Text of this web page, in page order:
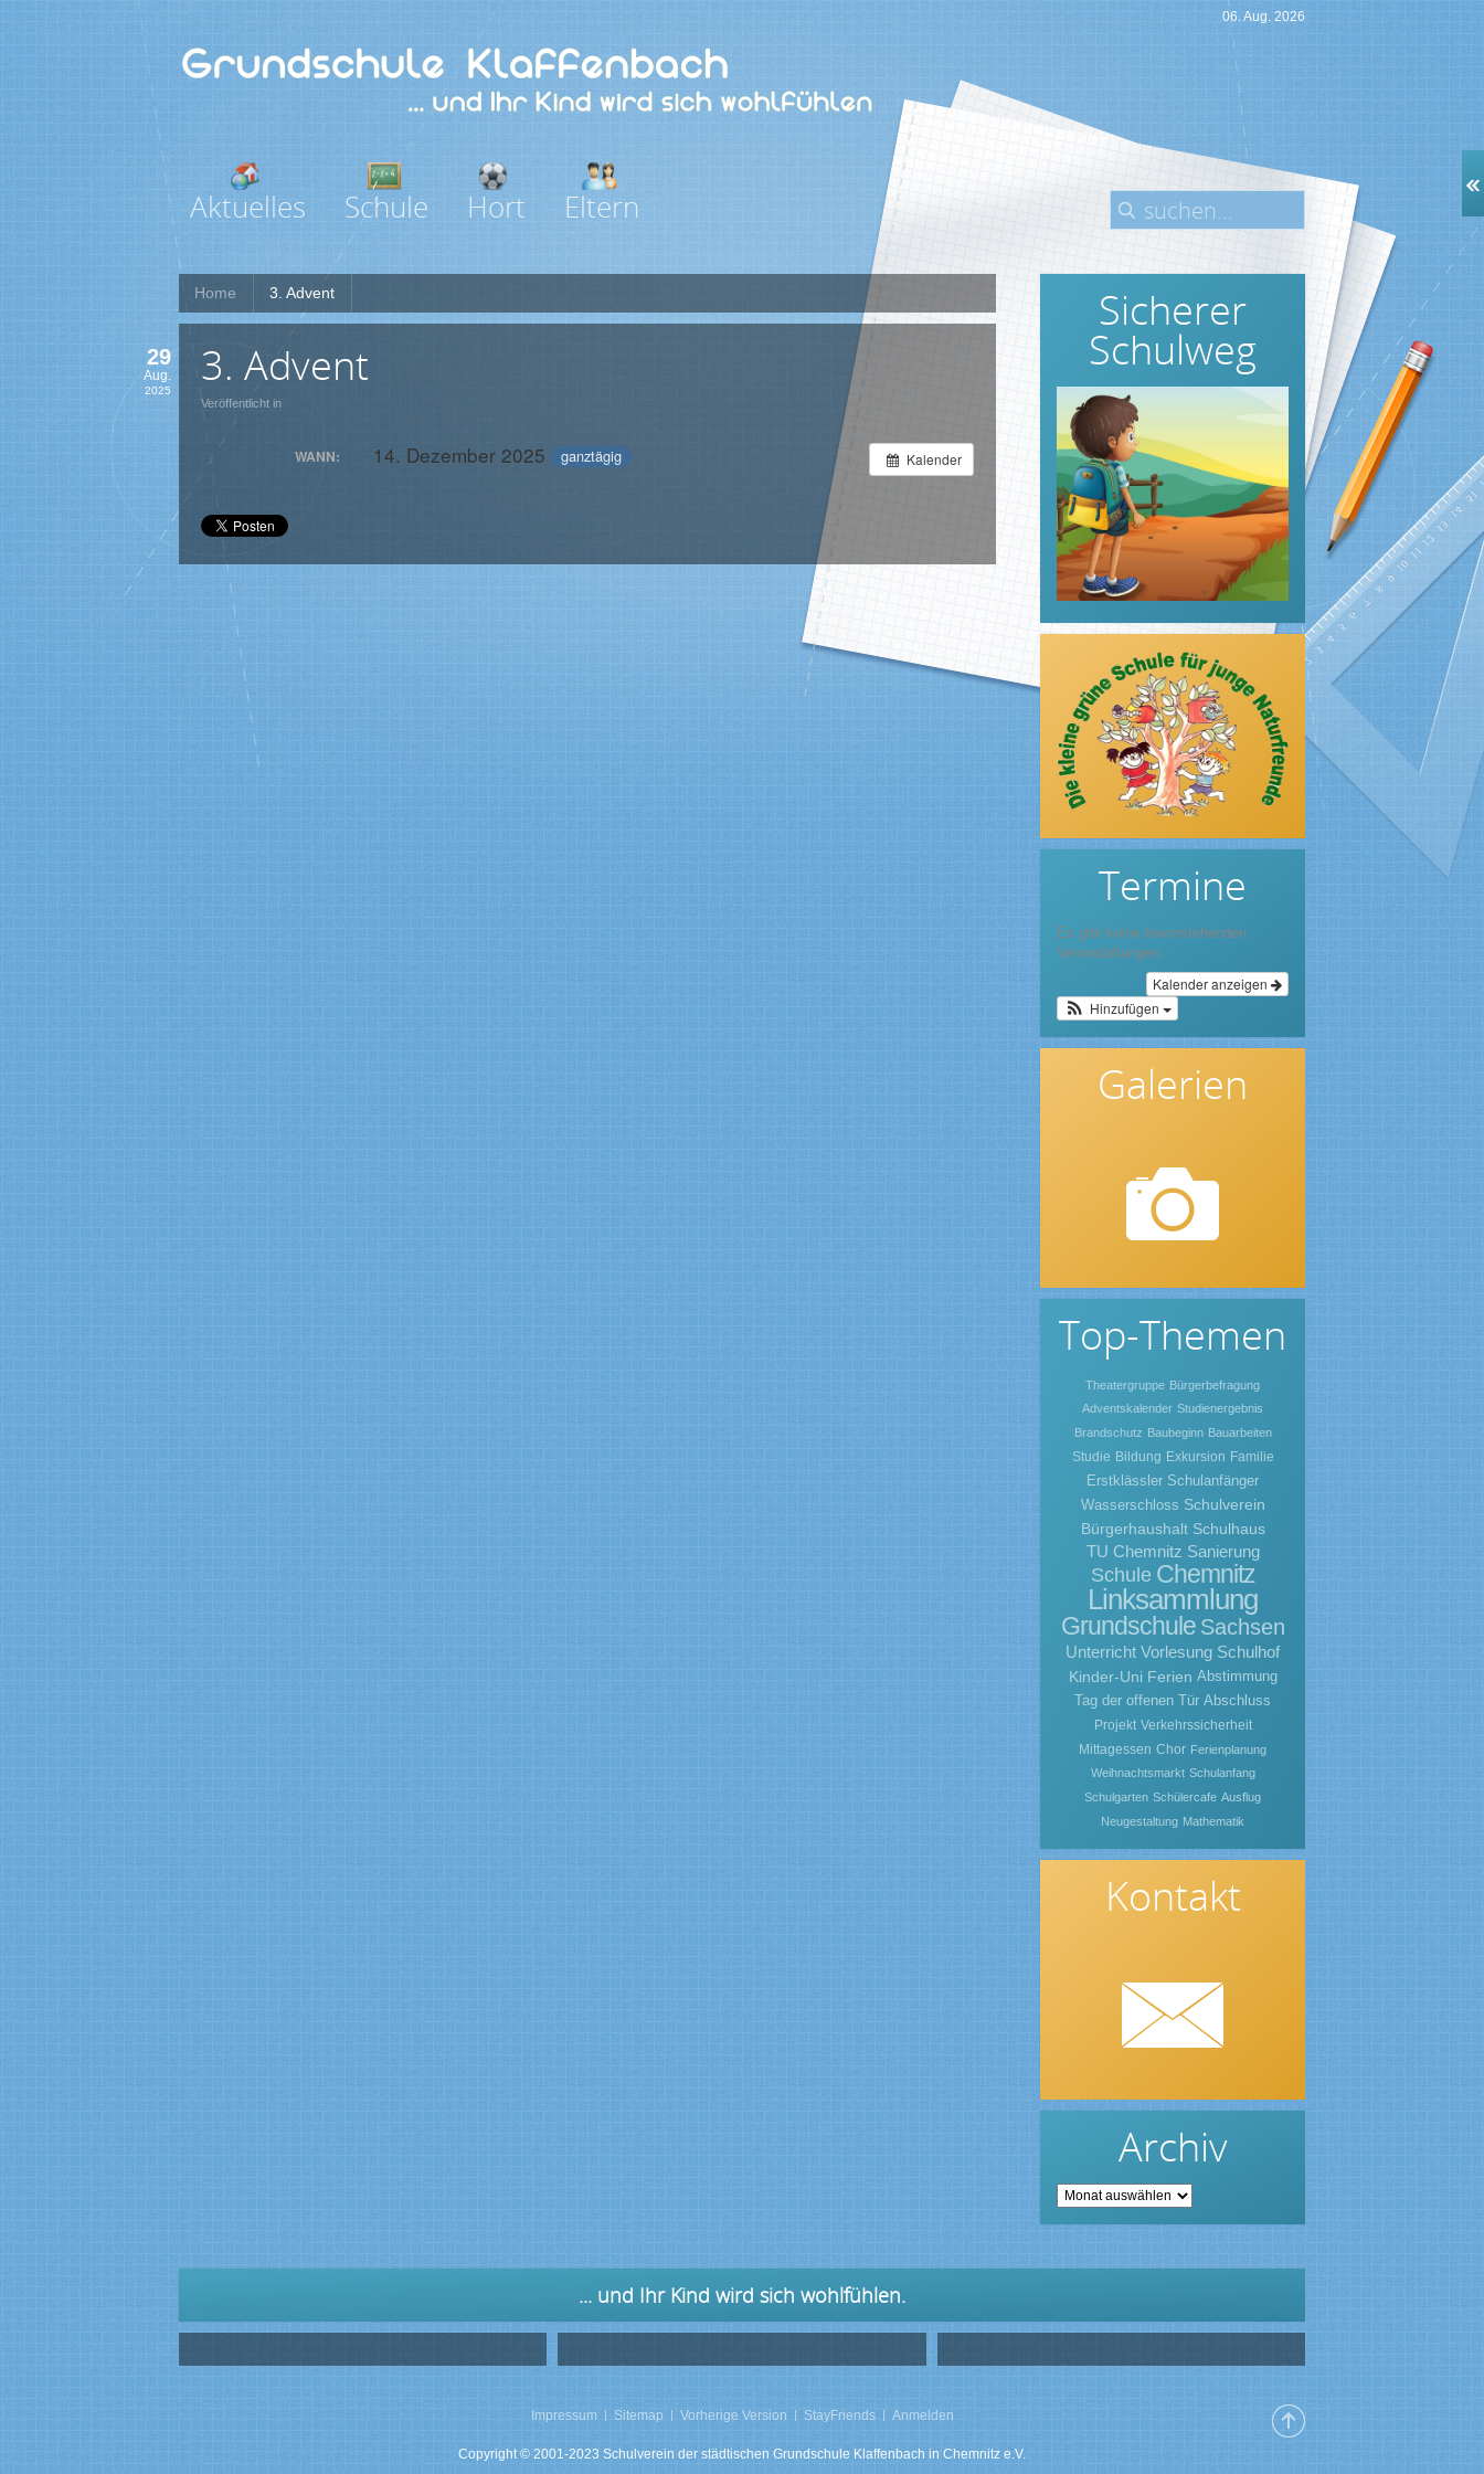
06. Aug. 2026
Aktuelles Schule Hort Eltern
Home 3. Advent
29
Aug.
2025 3. Advent
Veröffentlicht in
Kalender
WANN: 14. Dezember 2025 ganztägig
Sicherer
Schulweg
Termine
Es gibt keine bevorstehenden
Veranstaltungen.
Kalender anzeigen
Hinzufügen
Galerien
Top-Themen
Theatergruppe Bürgerbefragung
Adventskalender Studienergebnis
Brandschutz Baubeginn Bauarbeiten
Studie Bildung Exkursion Familie
Erstklässler Schulanfänger
Wasserschloss Schulverein
Bürgerhaushalt Schulhaus
TU Chemnitz Sanierung
Schule Chemnitz
Linksammlung
Grundschule Sachsen
Unterricht Vorlesung Schulhof
Kinder-Uni Ferien Abstimmung
Tag der offenen Tür Abschluss
Projekt Verkehrssicherheit
Mittagessen Chor Ferienplanung
Weihnachtsmarkt Schulanfang
Schulgarten Schülercafe Ausflug
Neugestaltung Mathematik
Kontakt
Archiv
Archiv
... und Ihr Kind wird sich wohlfühlen.
Impressum Sitemap Vorherige Version StayFriends Anmelden
Copyright © 2001-2023 Schulverein der städtischen Grundschule Klaffenbach in Chemnitz e.V.